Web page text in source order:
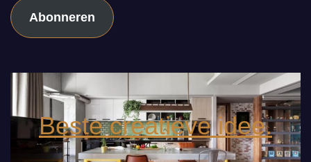
Abonneren
Beste creatieve idee.